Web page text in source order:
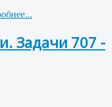
Задачи 707 -